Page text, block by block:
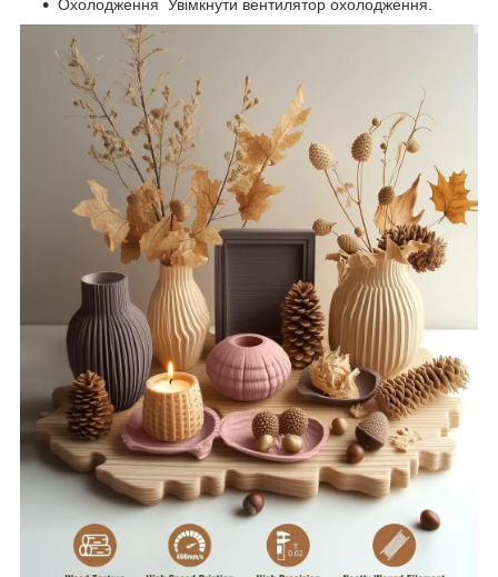
Охолодження Увімкнути вентилятор охолодження.